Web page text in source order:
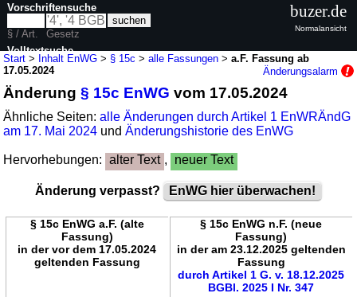
Start > Inhalt EnWG > § 15c >alle Fassungen >a.F. Fassung ab
17.05.2024
Änderungsalarm
Änderung§ 15c EnWG vom 17.05.2024
Ähnliche Seiten:alle Änderungen durch Artikel 1 EnWRÄndG
am 17. Mai 2024 undÄnderungshistorie des EnWG
Hervorhebungen: alter Text , neuer Text
Änderung verpasst? EnWG hier überwachen!
§ 15c EnWG a.F. (alte
Fassung)
in der vor dem 17.05.2024
geltenden Fassung
§ 15c EnWG n.F. (neue
Fassung)
in der am 23.12.2025 geltenden
Fassung
durch Artikel 1 G. v. 18.12.2025
BGBl. 2025 I Nr. 347
Vorschriftensuche
§ / Art.
Gesetz
Volltextsuche
buzer.de
Normalansicht